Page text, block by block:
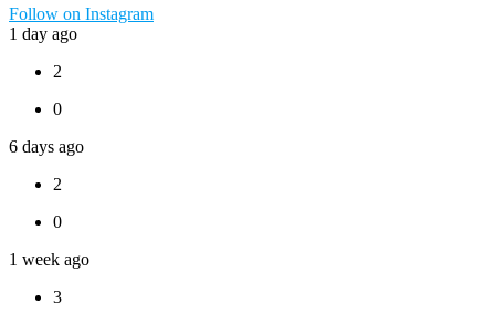
Follow on Instagram
1 day ago
2
0
6 days ago
2
0
1 week ago
3